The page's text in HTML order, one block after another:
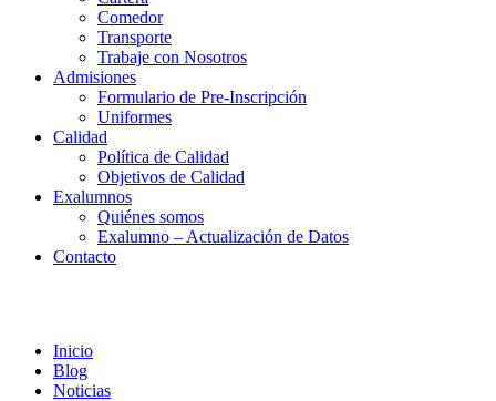
Comedor
Transporte
Trabaje con Nosotros
Admisiones
Formulario de Pre-Inscripción
Uniformes
Calidad
Política de Calidad
Objetivos de Calidad
Exalumnos
Quiénes somos
Exalumno – Actualización de Datos
Contacto
Inicio
Blog
Noticias